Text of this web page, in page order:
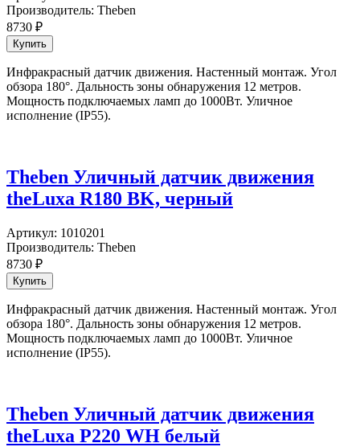
Производитель: Theben
8730 ₽
Инфракрасный датчик движения. Настенный монтаж. Угол
обзора 180°. Дальность зоны обнаружения 12 метров.
Мощность подключаемых ламп до 1000Вт. Уличное
исполнение (IP55).
Theben Уличный датчик движения
theLuxa R180 BK, черный
Артикул: 1010201
Производитель: Theben
8730 ₽
Инфракрасный датчик движения. Настенный монтаж. Угол
обзора 180°. Дальность зоны обнаружения 12 метров.
Мощность подключаемых ламп до 1000Вт. Уличное
исполнение (IP55).
Theben Уличный датчик движения
theLuxa P220 WH белый